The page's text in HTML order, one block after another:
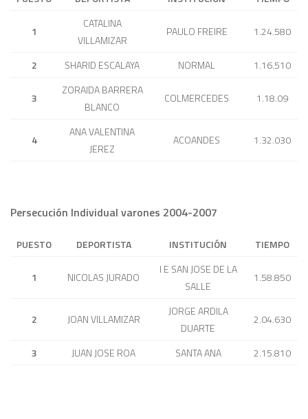
1
CATALINA
VILLAMIZAR
PAULO FREIRE 1.24.580
2 SHARID ESCALAYA NORMAL 1.16.510
3
ZORAIDA BARRERA
BLANCO
COLMERCEDES 1.18.09
4
ANA VALENTINA
JEREZ
ACOANDES 1.32.030
Persecución Individual varones 2004-2007
PUESTO DEPORTISTA INSTITUCIÓN TIEMPO
1 NICOLAS JURADO
I E SAN JOSE DE LA
SALLE
1.58.850
2 JOAN VILLAMIZAR
JORGE ARDILA
DUARTE
2.04.630
3 JUAN JOSE ROA SANTA ANA 2.15.810